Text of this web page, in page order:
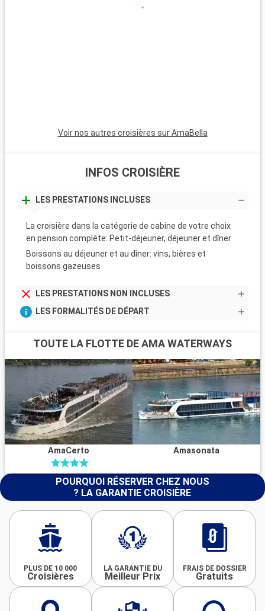
Voir nos autres croisières sur AmaBella
INFOS CROISIÈRE
LES PRESTATIONS INCLUSES
La croisière dans la catégorie de cabine de votre choix
en pension complète: Petit-déjeuner, déjeuner et dîner
Boissons au déjeuner et au dîner: vins, bières et
boissons gazeuses
LES PRESTATIONS NON INCLUSES
LES FORMALITÉS DE DÉPART
TOUTE LA FLOTTE DE AMA WATERWAYS
AmaCerto Amasonata
POURQUOI RÉSERVER CHEZ NOUS
? LA GARANTIE CROISIÈRE
PLUS DE 10 000
Croisières
LA GARANTIE DU
Meilleur Prix
FRAIS DE DOSSIER
Gratuits